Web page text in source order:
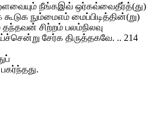
நீங்கஇவ் ஒர்கவ்வைதீர்த்(து)
நும்மைஎம் மைப்பிடித்தின்(று)
சிற்றம் பலம்நிலவு
சேர்க திருத்தகவே. .. 214